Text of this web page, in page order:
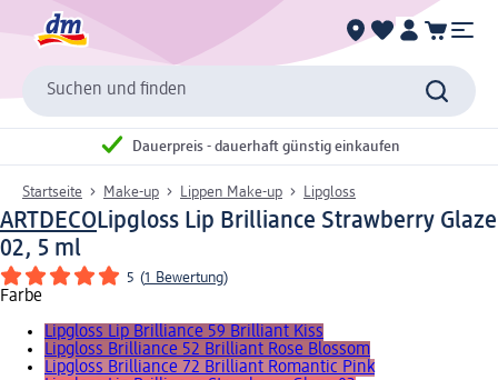
Suchen und finden
Dauerpreis - dauerhaft günstig einkaufen
Startseite Make-up Lippen Make-up Lipgloss
ARTDECOLipgloss Lip Brilliance Strawberry Glaze
02, 5 ml
5 (1 Bewertung)
Farbe
Lipgloss Lip Brilliance 59 Brilliant Kiss
Lipgloss Brilliance 52 Brilliant Rose Blossom
Lipgloss Brilliance 72 Brilliant Romantic Pink